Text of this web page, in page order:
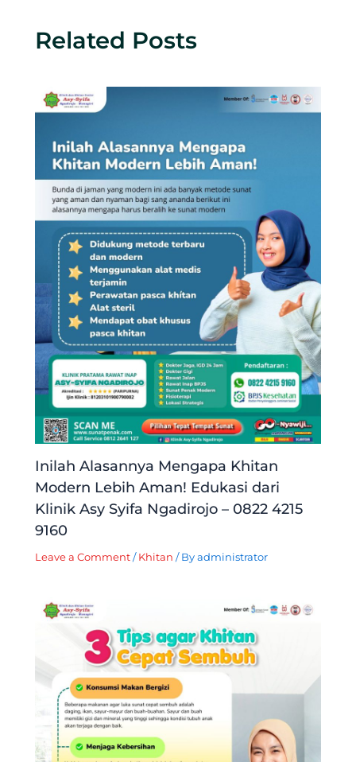
Related Posts
Inilah Alasannya Mengapa Khitan
Modern Lebih Aman! Edukasi dari
Klinik Asy Syifa Ngadirojo – 0822 4215
9160
Leave a Comment / Khitan / Byadministrator